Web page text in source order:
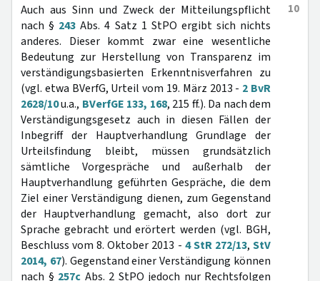
10
Auch aus Sinn und Zweck der Mitteilungspflicht
nach § 243 Abs. 4 Satz 1 StPO ergibt sich nichts
anderes. Dieser kommt zwar eine wesentliche
Bedeutung zur Herstellung von Transparenz im
verständigungsbasierten Erkenntnisverfahren zu
(vgl. etwa BVerfG, Urteil vom 19. März 2013 - 2 BvR
2628/10u.a., BVerfGE 133, 168, 215 ff.). Da nach dem
Verständigungsgesetz auch in diesen Fällen der
Inbegriff der Hauptverhandlung Grundlage der
Urteilsfindung bleibt, müssen grundsätzlich
sämtliche Vorgespräche und außerhalb der
Hauptverhandlung geführten Gespräche, die dem
Ziel einer Verständigung dienen, zum Gegenstand
der Hauptverhandlung gemacht, also dort zur
Sprache gebracht und erörtert werden (vgl. BGH,
Beschluss vom 8. Oktober 2013 - 4 StR 272/13,StV
2014, 67). Gegenstand einer Verständigung können
nach § 257c Abs. 2 StPO jedoch nur Rechtsfolgen